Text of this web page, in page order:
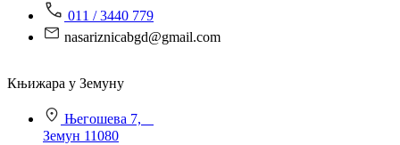
011 / 3440 779
nasariznicabgd@gmail.com
Књижара у Земуну
Његошева 7,
Земун 11080